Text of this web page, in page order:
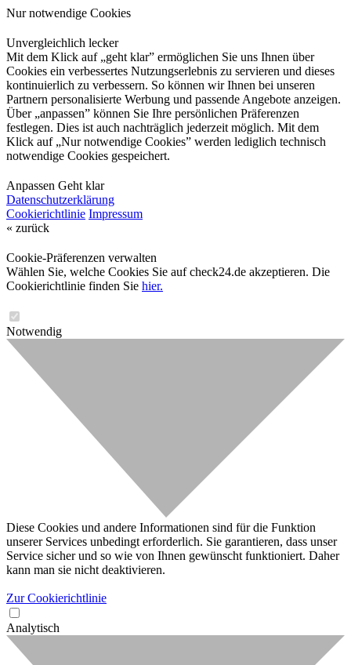
Nur notwendige Cookies
Unvergleichlich lecker
Mit dem Klick auf „geht klar” ermöglichen Sie uns Ihnen über
Cookies ein verbessertes Nutzungserlebnis zu servieren und dieses
kontinuierlich zu verbessern. So können wir Ihnen bei unseren
Partnern personalisierte Werbung und passende Angebote anzeigen.
Über „anpassen” können Sie Ihre persönlichen Präferenzen
festlegen. Dies ist auch nachträglich jederzeit möglich. Mit dem
Klick auf „Nur notwendige Cookies” werden lediglich technisch
notwendige Cookies gespeichert.
Anpassen Geht klar
Datenschutzerklärung
Cookierichtlinie Impressum
« zurück
Cookie-Präferenzen verwalten
Wählen Sie, welche Cookies Sie auf check24.de akzeptieren. Die
Cookierichtlinie finden Sie hier.
Notwendig
Diese Cookies und andere Informationen sind für die Funktion
unserer Services unbedingt erforderlich. Sie garantieren, dass unser
Service sicher und so wie von Ihnen gewünscht funktioniert. Daher
kann man sie nicht deaktivieren.
Zur Cookierichtlinie
Analytisch